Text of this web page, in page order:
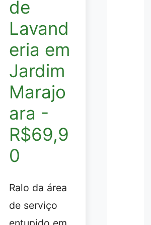
de
Lavand
eria em
Jardim
Marajo
ara -
R$69,9
0
Ralo da área
de serviço